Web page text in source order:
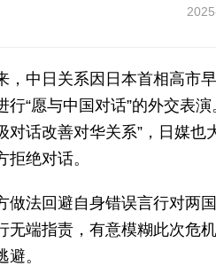
，中日关系因日本首相高市
行“愿与中国对话”的外交表
对话改善对华关系”，日媒
拒绝对话。
做法回避自身错误言行对两
无端指责，有意模糊此次危
避。